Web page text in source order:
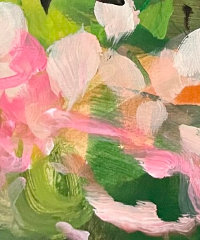
Adresse email*